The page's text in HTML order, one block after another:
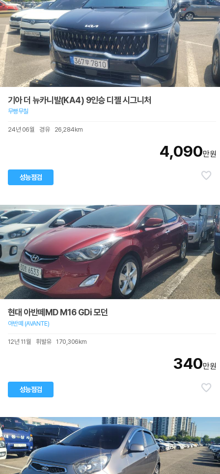
기아 더 뉴카니발(KA4) 9인승 디젤 시그니처
무빵무칠
24년 06월 경유 26,284km
성능점검
4,090만원
현대 아반떼MD M16 GDi 모던
아반떼 (AVANTE)
12년 11월 휘발유 170,306km
성능점검
340만원